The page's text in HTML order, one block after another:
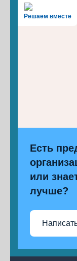
Решаем вместе
Есть
или
лучше?